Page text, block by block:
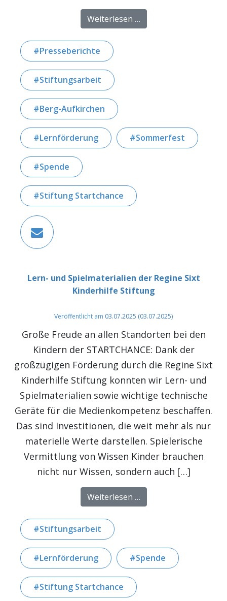
Weiterlesen …from ANTENNE
Presseberichte
Stiftungsarbeit
Berg-Aufkirchen
Lernförderung Sommerfest
Spende
Stiftung Startchance
Lern- und Spielmaterialien der Regine Sixt
Kinderhilfe Stiftung
Veröffentlicht am 03.07.2025 (03.07.2025)
Große Freude an allen Standorten bei den
Kindern der STARTCHANCE: Dank der
großzügigen Förderung durch die Regine Sixt
Kinderhilfe Stiftung konnten wir Lern- und
Spielmaterialien sowie wichtige technische
Geräte für die Medienkompetenz beschaffen.
Das sind Investitionen, die weit mehr als nur
materielle Werte darstellen. Spielerische
Vermittlung von Wissen Kinder brauchen
nicht nur Wissen, sondern auch […]
Weiterlesen …from Lern- und
Stiftungsarbeit
Lernförderung Spende
Stiftung Startchance